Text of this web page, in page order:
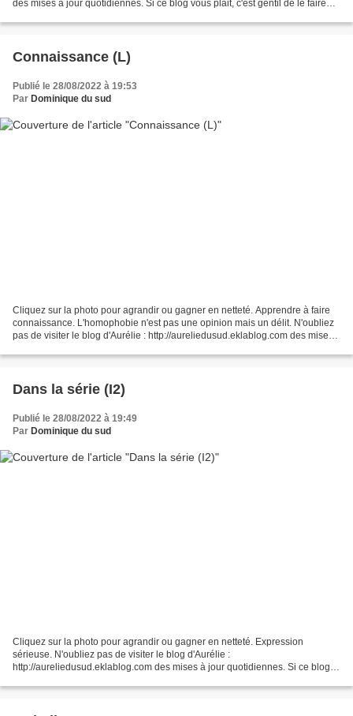
des mises à jour quotidiennes. Si ce blog vous plait, c'est gentil de le faire
Connaissance (L)
Publié le 28/08/2022 à 19:53
Par Dominique du sud
Cliquez sur la photo pour agrandir ou gagner en netteté. Apprendre à faire
connaissance. L'homophobie n'est pas une opinion mais un délit. N'oubliez
pas de visiter le blog d'Aurélie : http://aureliedusud.eklablog.com des mises
Dans la série (I2)
Publié le 28/08/2022 à 19:49
Par Dominique du sud
Cliquez sur la photo pour agrandir ou gagner en netteté. Expression
sérieuse. N'oubliez pas de visiter le blog d'Aurélie :
http://aureliedusud.eklablog.com des mises à jour quotidiennes. Si ce blog